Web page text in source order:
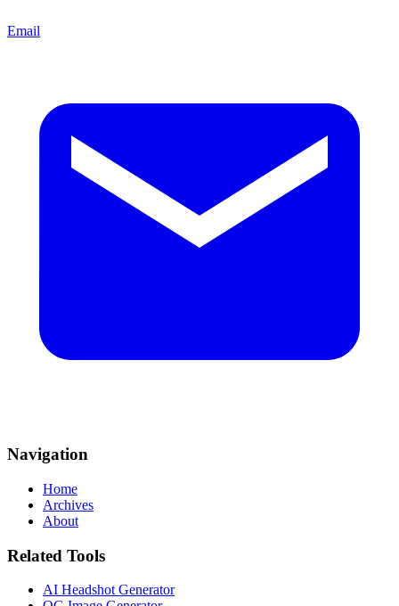
Email
Navigation
Home
Archives
About
Related Tools
AI Headshot Generator